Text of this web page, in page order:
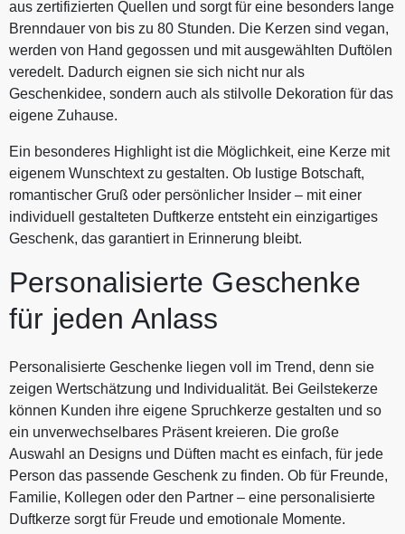
aus zertifizierten Quellen und sorgt für eine besonders lange
Brenndauer von bis zu 80 Stunden. Die Kerzen sind vegan,
werden von Hand gegossen und mit ausgewählten Duftölen
veredelt. Dadurch eignen sie sich nicht nur als
Geschenkidee, sondern auch als stilvolle Dekoration für das
eigene Zuhause.
Ein besonderes Highlight ist die Möglichkeit, eine Kerze mit
eigenem Wunschtext zu gestalten. Ob lustige Botschaft,
romantischer Gruß oder persönlicher Insider – mit einer
individuell gestalteten Duftkerze entsteht ein einzigartiges
Geschenk, das garantiert in Erinnerung bleibt.
Personalisierte Geschenke
für jeden Anlass
Personalisierte Geschenke liegen voll im Trend, denn sie
zeigen Wertschätzung und Individualität. Bei Geilstekerze
können Kunden ihre eigene Spruchkerze gestalten und so
ein unverwechselbares Präsent kreieren. Die große
Auswahl an Designs und Düften macht es einfach, für jede
Person das passende Geschenk zu finden. Ob für Freunde,
Familie, Kollegen oder den Partner – eine personalisierte
Duftkerze sorgt für Freude und emotionale Momente.